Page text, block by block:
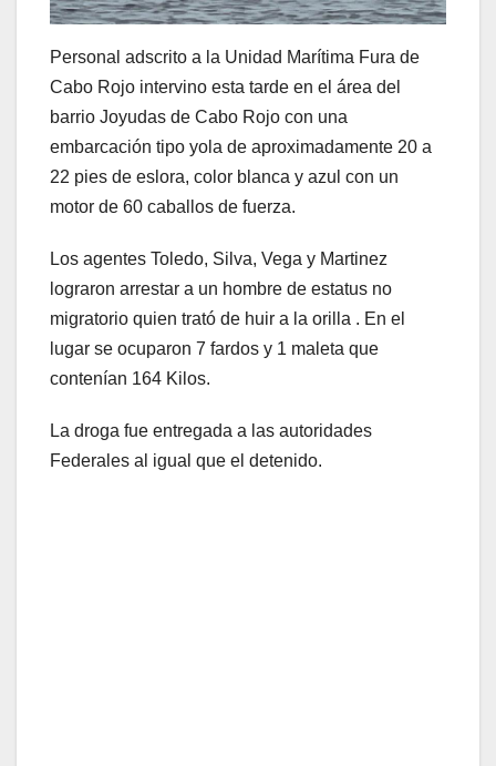
Personal adscrito a la Unidad Marítima Fura de
Cabo Rojo intervino esta tarde en el área del
barrio Joyudas de Cabo Rojo con una
embarcación tipo yola de aproximadamente 20 a
22 pies de eslora, color blanca y azul con un
motor de 60 caballos de fuerza.
Los agentes Toledo, Silva, Vega y Martinez
lograron arrestar a un hombre de estatus no
migratorio quien trató de huir a la orilla . En el
lugar se ocuparon 7 fardos y 1 maleta que
contenían 164 Kilos.
La droga fue entregada a las autoridades
Federales al igual que el detenido.